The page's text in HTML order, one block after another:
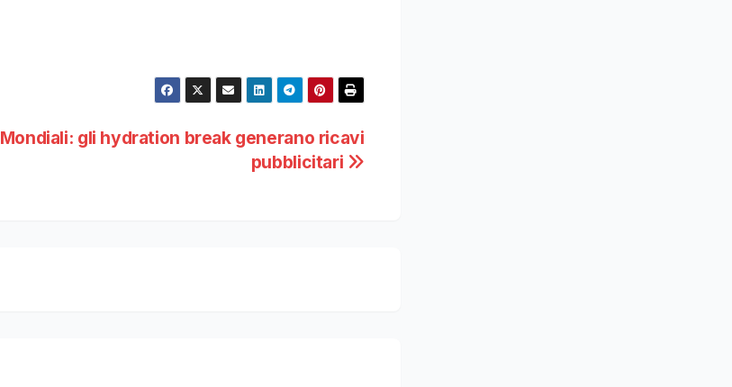
Mondiali: gli hydration break generano ricavi
pubblicitari